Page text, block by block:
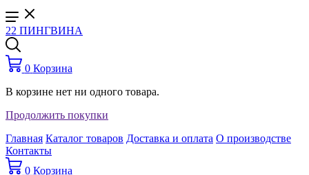
22 ПИНГВИНА
0 Корзина
В корзине нет ни одного товара.
Продолжить покупки
Главная Каталог товаров Доставка и оплата О производстве
Контакты
0 Корзина